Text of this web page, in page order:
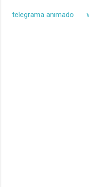
telegrama animado